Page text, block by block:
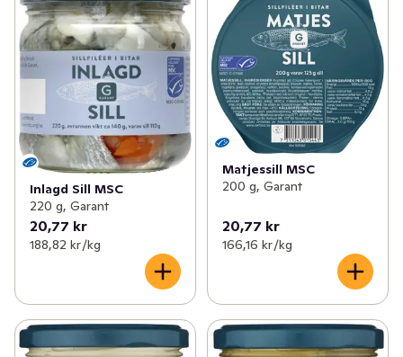
Inlagd Sill MSC
220 g, Garant
20,77 kr
188,82 kr /kg
Matjessill MSC
200 g, Garant
20,77 kr
166,16 kr /kg